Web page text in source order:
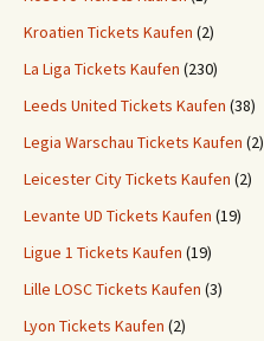
Kroatien Tickets Kaufen (2)
La Liga Tickets Kaufen (230)
Leeds United Tickets Kaufen (38)
Legia Warschau Tickets Kaufen (2)
Leicester City Tickets Kaufen (2)
Levante UD Tickets Kaufen (19)
Ligue 1 Tickets Kaufen (19)
Lille LOSC Tickets Kaufen (3)
Lyon Tickets Kaufen (2)